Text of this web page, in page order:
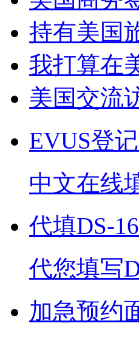
持有美国
我打算在
美国交流
EVUS登
中文在线
代填DS-
代您填写
加急预约